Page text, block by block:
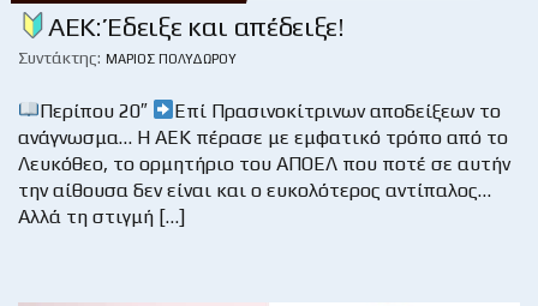
ΑΕΚ: Έδειξε και απέδειξε!
Συντάκτης: ΜΆΡΙΟΣ ΠΟΛΥΔΏΡΟΥ
Περίπου 20″
Επί Πρασινοκίτρινων αποδείξεων το
ανάγνωσμα… Η ΑΕΚ πέρασε με εμφατικό τρόπο από το
Λευκόθεο, το ορμητήριο του ΑΠΟΕΛ που ποτέ σε αυτήν
την αίθουσα δεν είναι και ο ευκολότερος αντίπαλος…
Αλλά τη στιγμή […]